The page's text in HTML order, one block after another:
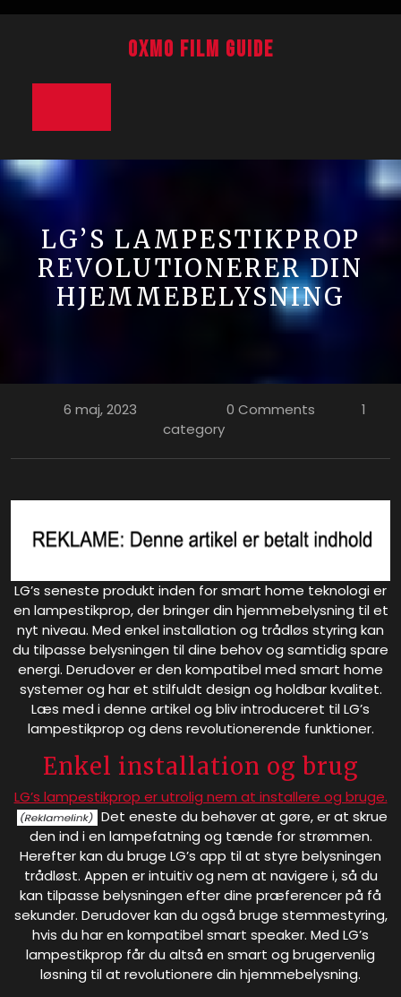
Oxmo Film Guide
LG’S LAMPESTIKPROP
REVOLUTIONERER DIN
HJEMMEBELYSNING
6 maj, 2023 0 Comments
1
category
LG’s seneste produkt inden for smart home teknologi er
en lampestikprop, der bringer din hjemmebelysning til et
nyt niveau. Med enkel installation og trådløs styring kan
du tilpasse belysningen til dine behov og samtidig spare
energi. Derudover er den kompatibel med smart home
systemer og har et stilfuldt design og holdbar kvalitet.
Læs med i denne artikel og bliv introduceret til LG’s
lampestikprop og dens revolutionerende funktioner.
Enkel installation og brug
LG’s lampestikprop er utrolig nem at installere og bruge.
Det eneste du behøver at gøre, er at skrue
den ind i en lampefatning og tænde for strømmen.
Herefter kan du bruge LG’s app til at styre belysningen
trådløst. Appen er intuitiv og nem at navigere i, så du
kan tilpasse belysningen efter dine præferencer på få
sekunder. Derudover kan du også bruge stemmestyring,
hvis du har en kompatibel smart speaker. Med LG’s
lampestikprop får du altså en smart og brugervenlig
løsning til at revolutionere din hjemmebelysning.